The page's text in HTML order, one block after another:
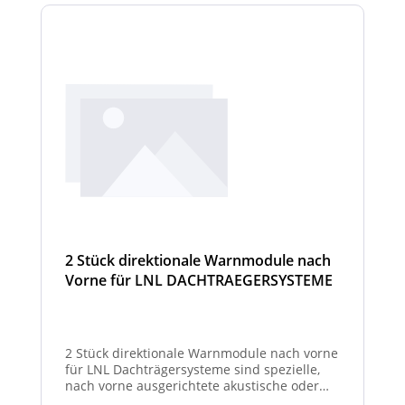
2 Stück direktionale Warnmodule nach
Vorne für LNL DACHTRAEGERSYSTEME
2 Stück direktionale Warnmodule nach vorne
für LNL Dachträgersysteme sind spezielle,
nach vorne ausgerichtete akustische oder